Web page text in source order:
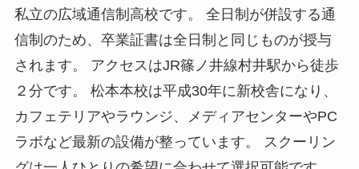
私立の広域通信制高校です。 全日制が併設する通
信制のため、卒業証書は全日制と同じものが授与
されます。 アクセスはJR篠ノ井線村井駅から徒歩
２分です。 松本本校は平成30年に新校舎になり、
カフェテリアやラウンジ、メディアセンターやPC
ラボなど最新の設備が整っています。 スクーリン